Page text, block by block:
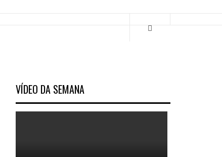
VÍDEO DA SEMANA